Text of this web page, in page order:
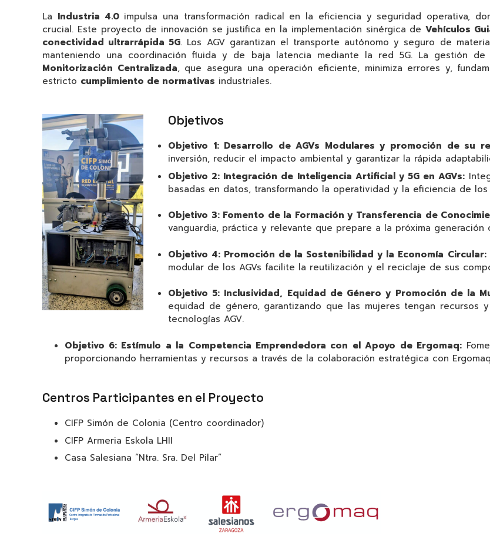
La Industria 4.0impulsa una transformación radical en la eficiencia y seguridad operativa,
crucial. Este proyecto de innovación se justifica en la implementación sinérgica de Vehículos
conectividad ultrarrápida 5G. Los AGV garantizan el transporte autónomo y seguro de
manteniendo una coordinación fluida y de baja latencia mediante la red 5G. La gestión
Monitorización Centralizada, que asegura una operación eficiente, minimiza errores y,
estricto cumplimiento de normativas industriales.
Objetivos
Objetivo 1: Desarrollo de AGVs Modulares y promoción de su
inversión, reducir el impacto ambiental y garantizar la rápida
Objetivo 2: Integración de Inteligencia Artificial y 5G en AGVs:
basadas en datos, transformando la operatividad y la eficiencia de los
Objetivo 3: Fomento de la Formación y Transferencia de
vanguardia, práctica y relevante que prepare a la próxima generación
Objetivo 4: Promoción de la Sostenibilidad y la Economía Circular:
modular de los AGVs facilite la reutilización y el reciclaje de sus
Objetivo 5: Inclusividad, Equidad de Género y Promoción de la
equidad de género, garantizando que las mujeres tengan
tecnologías AGV.
Objetivo 6: Estímulo a la Competencia Emprendedora con el Apoyo de Ergomaq:
proporcionando herramientas y recursos a través de la colaboración estratégica con
Centros Participantes en el Proyecto
CIFP Simón de Colonia (Centro coordinador)
CIFP Armeria Eskola LHII
Casa Salesiana “Ntra. Sra. Del Pilar”